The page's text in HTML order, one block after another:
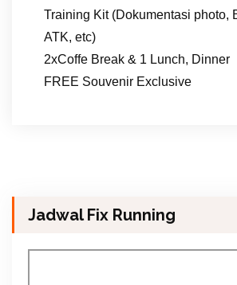
Training Kit (Dokumentasi photo,
ATK, etc)
2xCoffe Break & 1 Lunch, Dinner
FREE Souvenir Exclusive
Jadwal Fix Running